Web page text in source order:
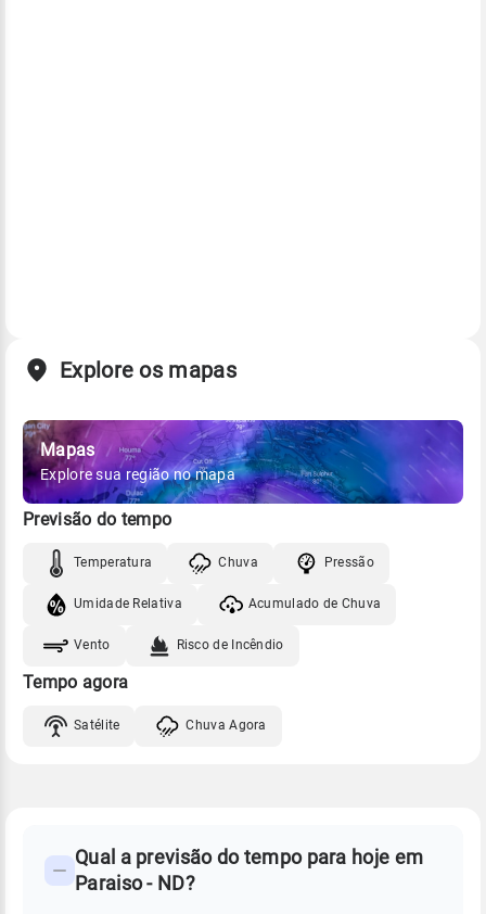
Explore os mapas
Mapas
Explore sua região no mapa
Previsão do tempo
Temperatura Chuva Pressão
Umidade Relativa Acumulado de Chuva
Vento Risco de Incêndio
Tempo agora
Satélite Chuva Agora
TEMPO
Perguntas
Qual a previsão do tempo para hoje em
Paraiso - ND?